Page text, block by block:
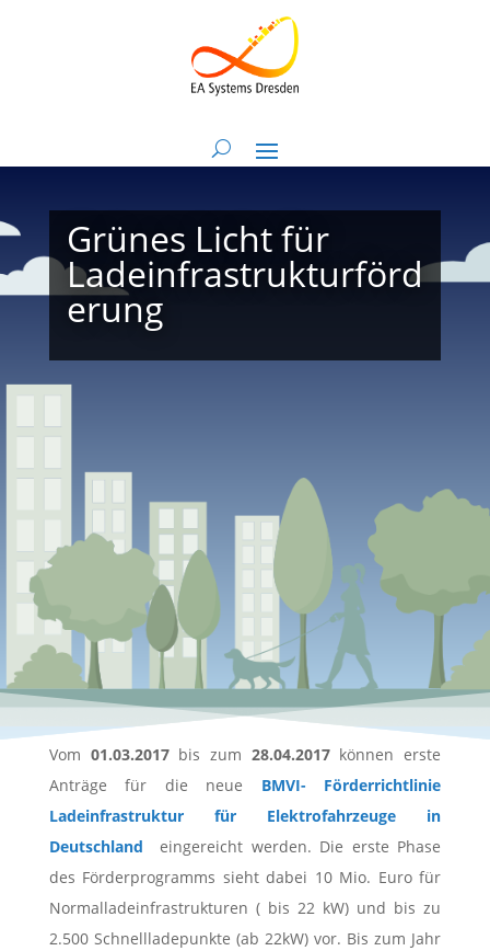
Grünes Licht für
Ladeinfrastrukturförd
erung
Vom 01.03.2017bis zum 28.04.2017können erste
Anträge für die neue BMVI- Förderrichtlinie
Ladeinfrastruktur für Elektrofahrzeuge in
Deutschland
eingereicht werden. Die erste Phase
des Förderprogramms sieht dabei 10 Mio. Euro für
Normalladeinfrastrukturen ( bis 22 kW) und bis zu
2.500 Schnellladepunkte (ab 22kW) vor. Bis zum Jahr